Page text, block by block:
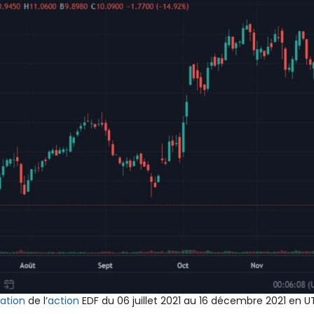
de l’action EDF du 06 juillet 2021 au 16 décembre 2021 en